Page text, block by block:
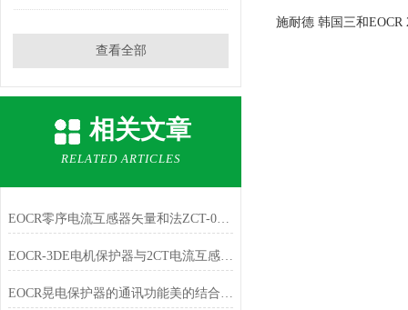
查看全部
相关文章
RELATED ARTICLES
EOCR零序电流互感器矢量和法ZCT-035/080/120
EOCR-3DE电机保护器与2CT电流互感器如何进行配合使用
EOCR晃电保护器的通讯功能美的结合了控制中心
施耐德 韩国三和